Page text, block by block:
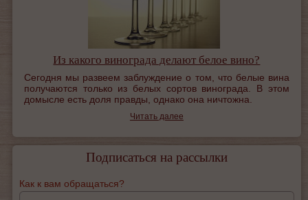
Из какого винограда делают белое вино?
Сегодня мы развеем заблуждение о том, что белые вина
получаются только из белых сортов винограда. В этом
домысле есть доля правды, однако она ничтожна.
Читать далее
Подписаться на рассылки
Как к вам обращаться?